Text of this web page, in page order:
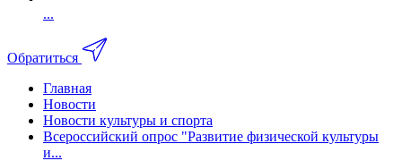
...
Обратиться
Главная
Новости
Новости культуры и спорта
Всероссийский опрос "Развитие физической культуры
и...